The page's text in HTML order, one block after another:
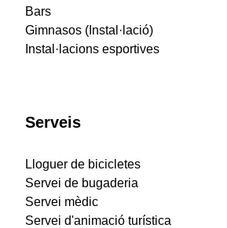
Bars
Gimnasos (Instal·lació)
Instal·lacions esportives
Serveis
Lloguer de bicicletes
Servei de bugaderia
Servei mèdic
Servei d'animació turística